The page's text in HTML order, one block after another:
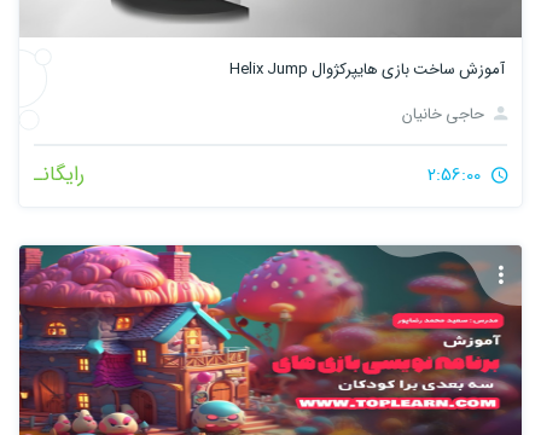
آموزش ساخت بازی هایپرکژوال Helix Jump
حاجی خانیان
رایگانـ